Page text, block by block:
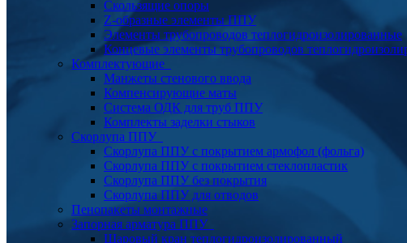
Скользящие опоры
Z-образные элементы ППУ
Элементы трубопроводов теплогидроизолированные
Концевые элементы трубопроводов
Комплектующие
Манжеты стенового ввода
Компенсирующие маты
Система ОДК для труб ППУ
Комплекты заделки стыков
Скорлупа ППУ
Скорлупа ППУ с покрытием армофол (фольга)
Скорлупа ППУ с покрытием стеклопластик
Скорлупа ППУ без покрытия
Скорлупа ППУ для отводов
Пенопакеты монтажные
Запорная арматура ППУ
Шаровый кран теплогидроизолированный